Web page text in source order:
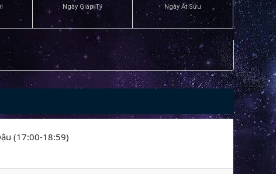
Ngày Giáp Tý Ngày Ất Sửu
(17:00-18:59)